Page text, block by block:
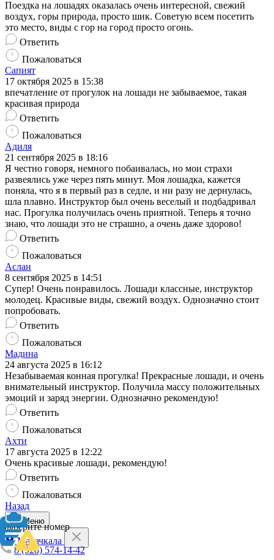
Поездка на лошадях оказалась очень интересной, свежий
воздух, горы природа, просто шик. Советую всем посетить
это место, виды с гор на город просто огонь.
Ответить
Пожаловаться
Сапият
17 октября 2025 в 15:38
впечатление от прогулок на лошади не забываемое, такая
красивая природа
Ответить
Пожаловаться
Адиля
21 сентября 2025 в 18:16
Я честно говоря, немного побаивалась, но мои страхи
развеялись уже через пять минут. Моя лошадка, кажется
поняла, что я в первый раз в седле, и ни разу не дернулась,
шла плавно. Инструктор был очень веселый и подбадривал
нас. Прогулка получилась очень приятной. Теперь я точно
знаю, что лошади это не страшно, а очень даже здорово!
Ответить
Пожаловаться
Аслан
8 сентября 2025 в 14:51
Супер! Очень понравилось. Лошади классные, инструктор
молодец. Красивые виды, свежий воздух. Однозначно стоит
попробовать.
Ответить
Пожаловаться
Мадина
24 августа 2025 в 16:12
Незабываемая конная прогулка! Прекрасные лошади, и очень
внимательный инструктор. Получила массу положительных
эмоций и заряд энергии. Однозначно рекомендую!
Ответить
Пожаловаться
Ахти
17 августа 2025 в 12:22
Очень красивые лошади, рекомендую!
Ответить
Пожаловаться
Назад
Выберите номер
8 (928) 574-14-42
Меню
Махачкала